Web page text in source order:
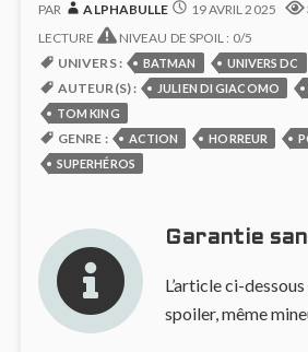
PAR ALPHABULLE 19 AVRIL 2025
LECTURE
NIVEAU DE SPOIL : 0/5
UNIVERS :
BATMAN UNIVERS DC
AUTEUR(S) : JULIEN DI GIACOMO
TOM KING
GENRE : ACTION HORREUR
SUPERHÉROS
Garantie
L’article ci-
spoiler, même